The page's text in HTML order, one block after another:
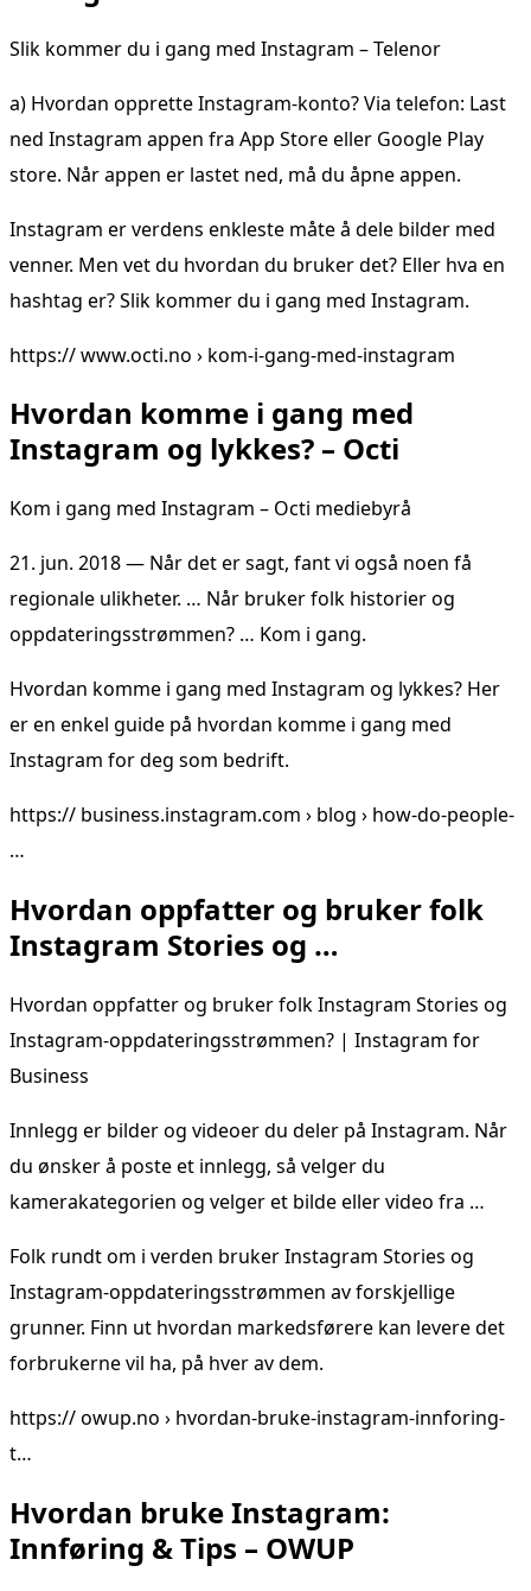
Slik kommer du i gang med Instagram – Telenor
a) Hvordan opprette Instagram-konto? Via telefon: Last
ned Instagram appen fra App Store eller Google Play
store. Når appen er lastet ned, må du åpne appen.
Instagram er verdens enkleste måte å dele bilder med
venner. Men vet du hvordan du bruker det? Eller hva en
hashtag er? Slik kommer du i gang med Instagram.
https:// www.octi.no › kom-i-gang-med-instagram
Hvordan komme i gang med
Instagram og lykkes? – Octi
Kom i gang med Instagram – Octi mediebyrå
21. jun. 2018 — Når det er sagt, fant vi også noen få
regionale ulikheter. … Når bruker folk historier og
oppdateringsstrømmen? … Kom i gang.
Hvordan komme i gang med Instagram og lykkes? Her
er en enkel guide på hvordan komme i gang med
Instagram for deg som bedrift.
https:// business.instagram.com › blog › how-do-people-
…
Hvordan oppfatter og bruker folk
Instagram Stories og …
Hvordan oppfatter og bruker folk Instagram Stories og
Instagram-oppdateringsstrømmen? | Instagram for
Business
Innlegg er bilder og videoer du deler på Instagram. Når
du ønsker å poste et innlegg, så velger du
kamerakategorien og velger et bilde eller video fra …
Folk rundt om i verden bruker Instagram Stories og
Instagram-oppdateringsstrømmen av forskjellige
grunner. Finn ut hvordan markedsførere kan levere det
forbrukerne vil ha, på hver av dem.
https:// owup.no › hvordan-bruke-instagram-innforing-
t…
Hvordan bruke Instagram:
Innføring & Tips – OWUP